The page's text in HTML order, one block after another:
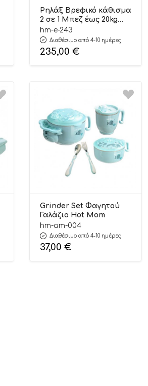
Ρηλάξ Βρεφικό κάθισμα
2 σε 1 Μπεζ έως 20kg
Hot Mom (3 Άτοκες
Δόσεις)
hm-e-243
Διαθέσιμο από 4-10 ημέρες
235,00 €
Grinder Set Φαγητού
Γαλάζιο Hot Mom
hm-am-004
Διαθέσιμο από 4-10 ημέρες
37,00 €